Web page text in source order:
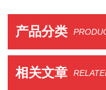
产品分类
相关文章